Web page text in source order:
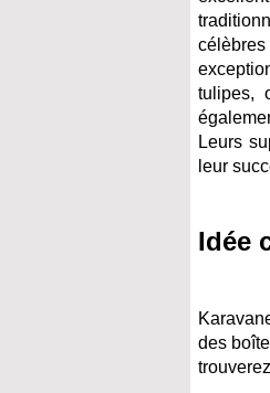
tulipes,
Leurs
leur
Idée
des